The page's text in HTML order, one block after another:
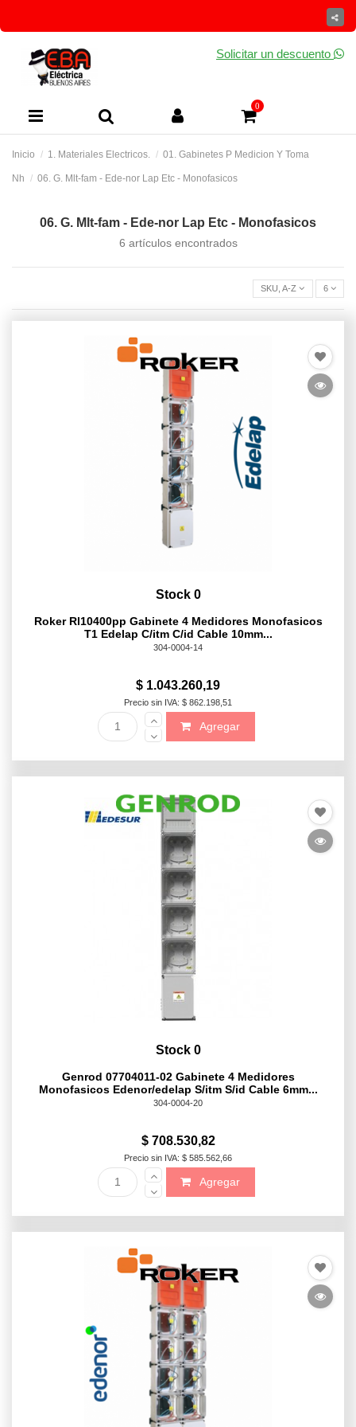
Solicitar un descuento
0
Inicio 1. Materiales Electricos. 01. Gabinetes P Medicion Y Toma
Nh 06. G. Mlt-fam - Ede-nor Lap Etc - Monofasicos
06. G. Mlt-fam - Ede-nor Lap Etc - Monofasicos
6 artículos encontrados
SKU,
Stock 0
Roker Rl10400pp Gabinete 4 Medidores Monofasicos
T1 Edelap C/itm C/id Cable 10mm...
304-0004-14
$ 1.043.260,19
Precio sin IVA: $ 862.198,51
Agregar
Stock 0
Genrod 07704011-02 Gabinete 4 Medidores
Monofasicos Edenor/edelap S/itm S/id Cable 6mm...
304-0004-20
$ 708.530,82
Precio sin IVA: $ 585.562,66
Agregar